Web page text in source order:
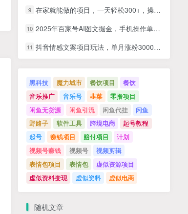
9 在家就能做的项目，一天轻松300+，操作简单上手快
10 2025年百家号AI图文掘金，手机操作单号月入4-5位数，低门槛【附指令+工具】
11 抖音情感文案项目玩法，单月涨粉3000+，新手小白也能做
黑科技 魔力城市 餐饮项目
餐饮
音乐推广
音乐号 韭菜
零撸项目
闲鱼无货源
闲鱼引流 闲鱼代挂
闲鱼
野路子
软件工具 跨境电商
起号教程
起号
赚钱项目 赔付项目
计划
视频号赚钱
视频号
视频剪辑
表情包项目
表情包
虚似资源项目
虚似资料变现
虚似资料 虚似电商
随机文章